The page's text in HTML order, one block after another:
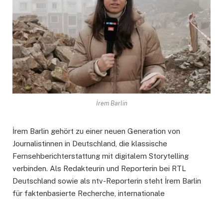
İrem Barlin
İrem Barlin gehört zu einer neuen Generation von
Journalistinnen in Deutschland, die klassische
Fernsehberichterstattung mit digitalem Storytelling
verbinden. Als Redakteurin und Reporterin bei RTL
Deutschland sowie als ntv-Reporterin steht İrem Barlin
für faktenbasierte Recherche, internationale